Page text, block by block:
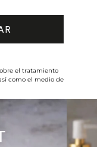
el tratamiento
como el medio de